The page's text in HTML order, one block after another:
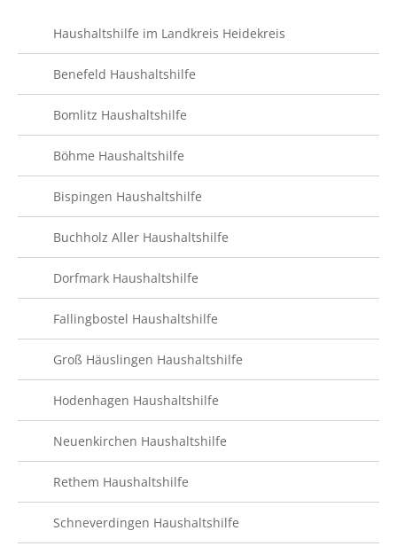
Haushaltshilfe im Landkreis Heidekreis
Benefeld Haushaltshilfe
Bomlitz Haushaltshilfe
Böhme Haushaltshilfe
Bispingen Haushaltshilfe
Buchholz Aller Haushaltshilfe
Dorfmark Haushaltshilfe
Fallingbostel Haushaltshilfe
Groß Häuslingen Haushaltshilfe
Hodenhagen Haushaltshilfe
Neuenkirchen Haushaltshilfe
Rethem Haushaltshilfe
Schneverdingen Haushaltshilfe